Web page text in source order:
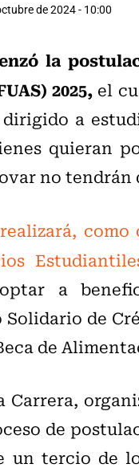
de 2024 - 10:00
la
2025, el
a
quieran
no
a
Solidario de
de
de
un tercio de